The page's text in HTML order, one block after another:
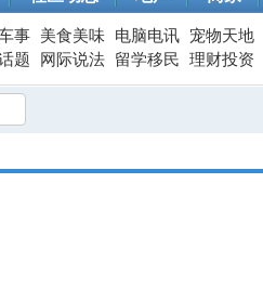
事 美食美味 电脑电讯 宠物天地
题 网际说法 留学移民 理财投资